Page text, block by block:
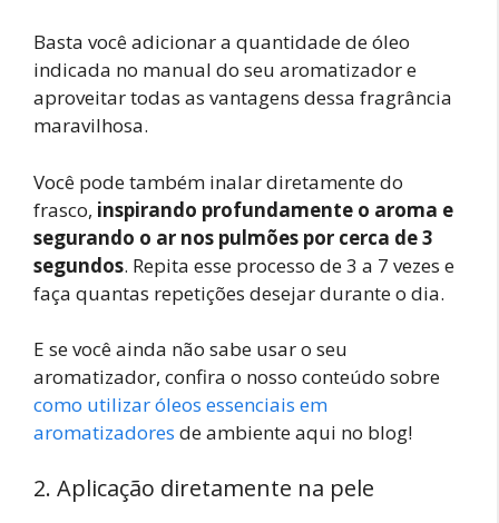
Basta você adicionar a quantidade de óleo
indicada no manual do seu aromatizador e
aproveitar todas as vantagens dessa fragrância
maravilhosa.
Você pode também inalar diretamente do
frasco, inspirando profundamente o aroma e
segurando o ar nos pulmões por cerca de 3
segundos. Repita esse processo de 3 a 7 vezes e
faça quantas repetições desejar durante o dia.
E se você ainda não sabe usar o seu
aromatizador, confira o nosso conteúdo sobre
como utilizar óleos essenciais em
aromatizadores de ambiente aqui no blog!
2. Aplicação diretamente na pele